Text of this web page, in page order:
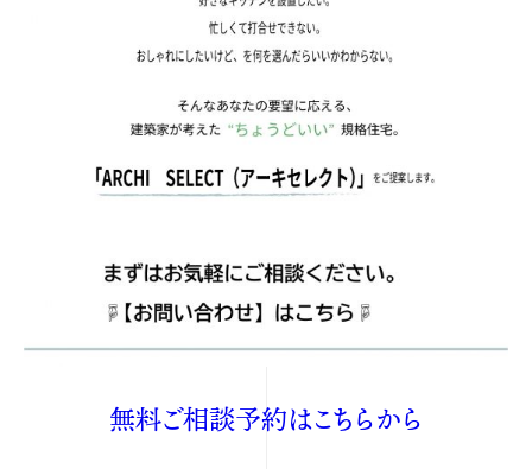
無料ご相談予約はこちらから